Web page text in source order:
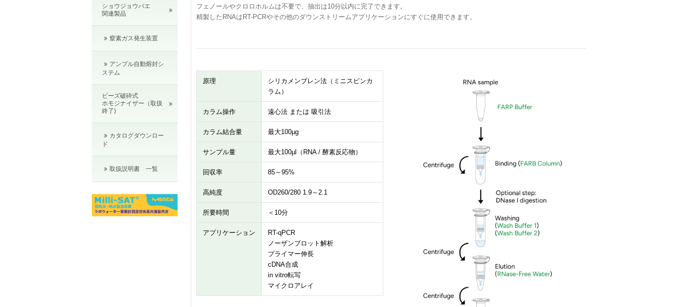
フェノールやクロロホルムは不要で、抽出は10分以内に完了できます。
精製したRNAはRT-PCRやその他のダウンストリームアプリケーションにすぐに使用できます。
原理
シリカメンブレン法（ミニスピンカ
ラム）
カラム操作 遠心法 または 吸引法
カラム結合量 最大100µg
サンプル量 最大100µl（RNA / 酵素反応物）
回収率 85～95%
高純度 OD260/280 1.9～2.1
所要時間 ＜10分
アプリケーション
RT-qPCR
ノーザンブロット解析
プライマー伸長
cDNA合成
in vitro転写
マイクロアレイ
ショウジョウバエ
関連製品
窒素ガス発生装置
アンプル自動熔封シ
ステム
ビーズ破砕式
ホモジナイザー（取扱
終了)
カタログダウンロー
ド
取扱説明書 一覧